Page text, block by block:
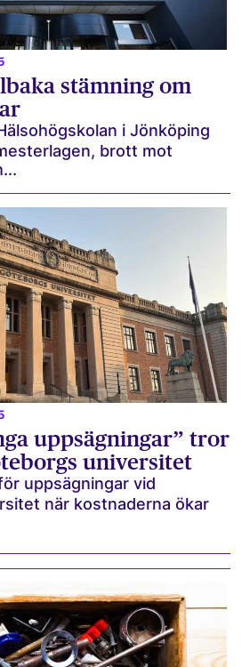
stämning om
i Jönköping
brott mot
uppsägningar” tror
universitet
uppsägningar vid
när kostnaderna ökar